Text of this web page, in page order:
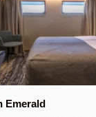
Emerald